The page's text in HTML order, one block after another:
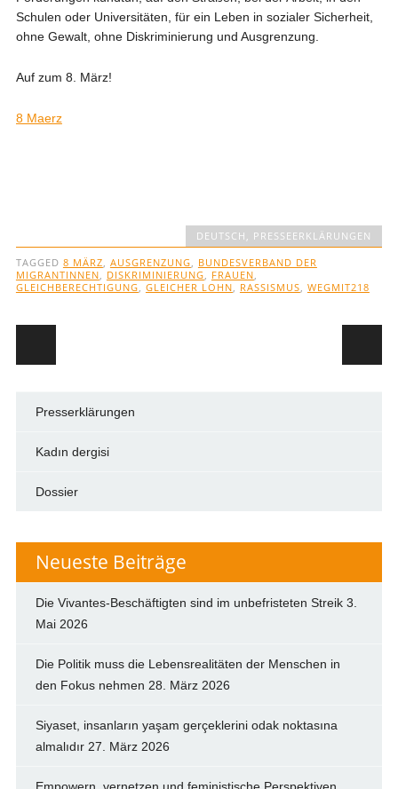
Schulen oder Universitäten, für ein Leben in sozialer Sicherheit,
ohne Gewalt, ohne Diskriminierung und Ausgrenzung.
Auf zum 8. März!
8 Maerz
DEUTSCH , PRESSEERKLÄRUNGEN
TAGGED 8 MÄRZ, AUSGRENZUNG, BUNDESVERBAND DER
MIGRANTINNEN, DISKRIMINIERUNG, FRAUEN,
GLEICHBERECHTIGUNG, GLEICHER LOHN, RASSISMUS, WEGMIT218
Presserklärungen
Kadın dergisi
Dossier
Neueste Beiträge
Die Vivantes-Beschäftigten sind im unbefristeten Streik 3.
Mai 2026
Die Politik muss die Lebensrealitäten der Menschen in
den Fokus nehmen 28. März 2026
Siyaset, insanların yaşam gerçeklerini odak noktasına
almalıdır 27. März 2026